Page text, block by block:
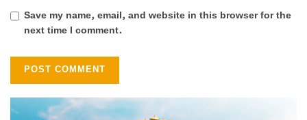
Save my name, email, and website in this browser for the
next time I comment.